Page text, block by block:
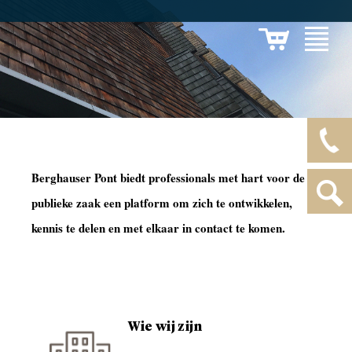
Berghauser Pont biedt professionals met hart voor de
publieke zaak een platform om zich te ontwikkelen,
kennis te delen en met elkaar in contact te komen.
Wie wij zijn